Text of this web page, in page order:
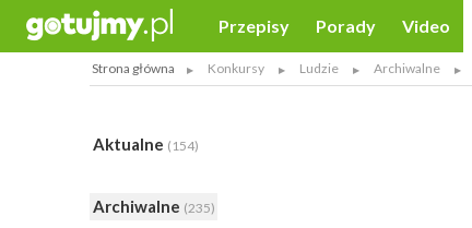
Przepisy Porady Video
Strona główna Konkursy Ludzie Archiwalne
Aktualne (154)
Archiwalne (235)